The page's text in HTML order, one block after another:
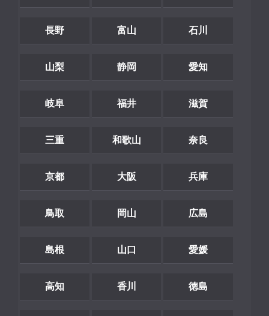
長野 富山 石川
山梨 静岡 愛知
岐阜 福井 滋賀
三重 和歌山 奈良
京都 大阪 兵庫
鳥取 岡山 広島
島根 山口 愛媛
高知 香川 徳島